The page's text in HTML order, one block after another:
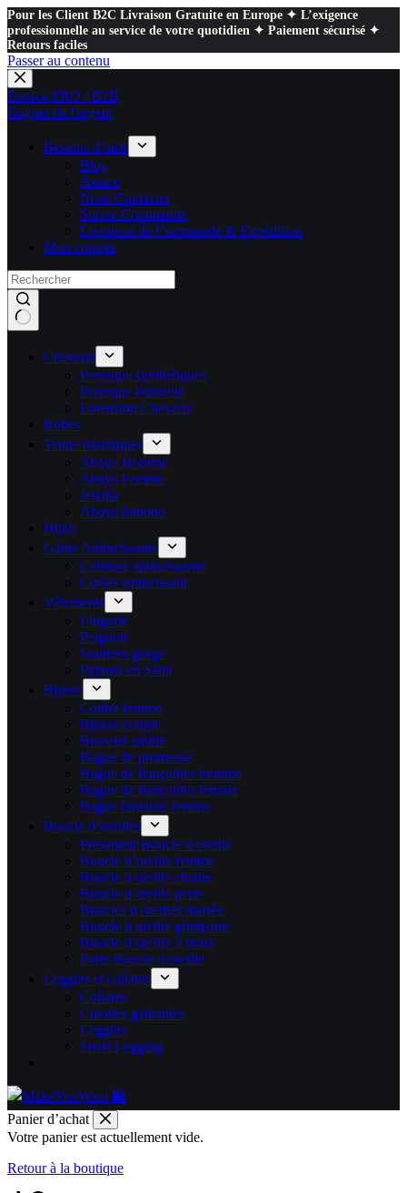
Pour les Client B2C Livraison Gratuite en Europe ✦ L’exigence
professionnelle au service de votre quotidien ✦ Paiement sécurisé ✦
Retours faciles
Passer au contenu
Espace PRO / B2B
Gagner de l'argent
Besoins d’aide
Blog
Astuce
Nous Contacter
Suivre Commande
Livraison de Commande & Expédition
Mon compte
Cheveux
Perruque synthétiques
Perruque naturelle
Extension Cheveux
Robes
Tenue islamiques
Abaya Homme
Abaya Femme
Jellaba
Abaya kimono
Hijab
Gaine Amincissante
Ceinture amincissante
Corset amincissant
Vêtements
Lingerie
Peignoir
Soutiens gorge
Pyjama en Satin
Bijoux
Collier femme
Bijoux couple
Bracelet amitié
Bague de promesse
Bague de fiançailles homme
Bague de fiançailles femme
Bague fantaisie femme
Boucle d’oreilles
Présentoir Boucle d oreille
Boucle d’oreille femme
Boucle d oreille chaine
Boucle d oreille perle
Boucles d oreilles mariée
Boucle d oreille grimpante
Boucle d oreille 2 trous
Porte Boucle d oreille
Leggins et collants
Collants
Culottes gainantes
Leggins
Short Legging
Panier d’achat
Votre panier est actuellement vide.
Retour à la boutique